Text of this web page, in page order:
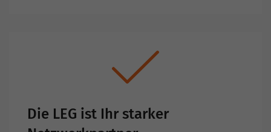
Die LEG ist Ihr starker